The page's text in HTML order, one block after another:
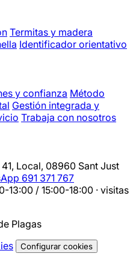
Termitas y madera
Identificador orientativo
y confianza Método
Gestión integrada y
Trabaja con nosotros
Local, 08960 Sant Just
691 371 767
13:00 / 15:00-18:00 · visitas
Plagas
Configurar cookies